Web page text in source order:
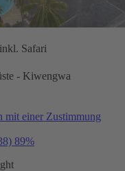
Safari
- Kiwengwa
mit einer Zustimmung
89%